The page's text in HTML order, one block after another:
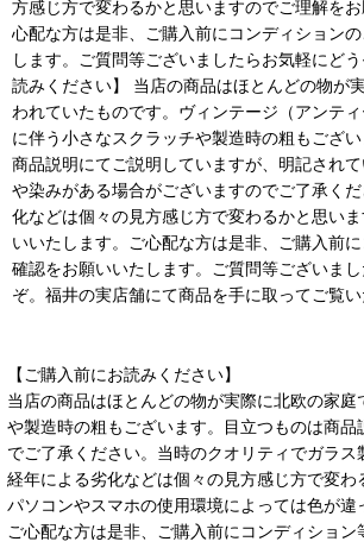
方感じ方で変わるかと思いますのでご理解を
心配な方は是非、ご購入前にコンディション
します。ご質問等ございましたらお気軽にど
読みください】 当店の商品はほとんどの物が
われていたものです。ヴィンテージ（アンテ
に伴う小さなスクラッチや製造時の粗もござ
商品説明にてご説明していますが、明記され
や染みがある場合がございますのでご了承く
化などは個々の見方感じ方で変わるかと思い
いいたします。ご心配な方は是非、ご購入前
確認をお願いいたします。ご質問等ございま
ぞ。福井の実店舗にて商品を手に取ってご覧い
【ご購入前にお読みください】
当店の商品はほとんどの物が実際に北欧の家
や製造時の粗もございます。目立つものは商
でご了承ください。当時のクオリティでガラ
経年による劣化などは個々の見方感じ方で変
パソコンやスマホの使用環境によっては色が
ご心配な方は是非、ご購入前にコンディショ